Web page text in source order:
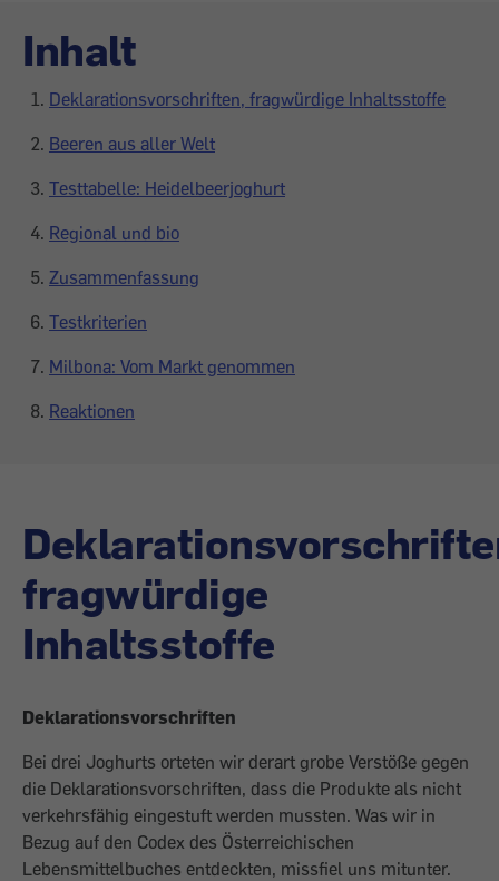
Inhalt
Deklarationsvorschriften, fragwürdige Inhaltsstoffe
Beeren aus aller Welt
Testtabelle: Heidelbeerjoghurt
Regional und bio
Zusammenfassung
Testkriterien
Milbona: Vom Markt genommen
Reaktionen
fragwürdige
Inhaltsstoffe
Deklarationsvorschriften
Bei drei Joghurts orteten wir derart grobe Verstöße gegen
die Deklarationsvorschriften, dass die Produkte als nicht
verkehrsfähig ­eingestuft werden mussten. Was wir in
Bezug auf den Codex des Österreichischen
Lebensmittelbuches entdeckten, missfiel uns mitunter.